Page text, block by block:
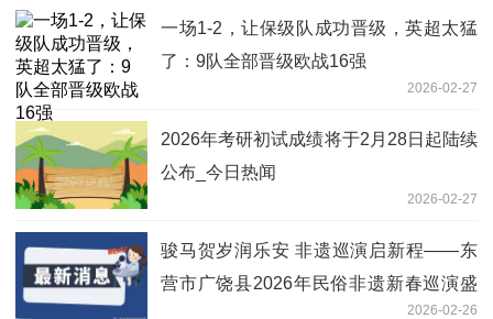
一场1-2，让保级队成功晋级，英超太猛
了：9队全部晋级欧战16强
2026-02-27
2026年考研初试成绩将于2月28日起陆续
公布_今日热闻
2026-02-27
骏马贺岁润乐安 非遗巡演启新程——东
营市广饶县2026年民俗非遗新春巡演盛
2026-02-26